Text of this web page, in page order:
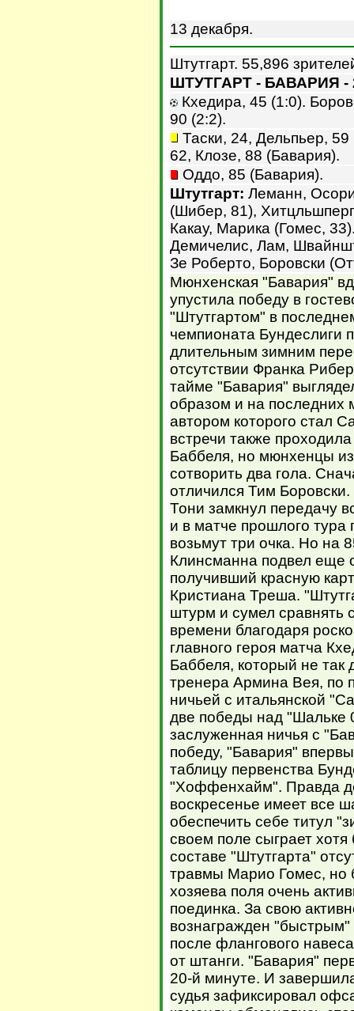
13 декабря.
Штутгарт. 55,896
ШТУТГАРТ - БАВАРИЯ -
Кхедира, 45 (1:0).
90 (2:2).
Таски, 24, Дельпьер,
62, Клозе, 88 (Бавария).
Оддо, 85 (Бавария).
Штутгарт: Леманн,
(Шибер, 81),
Какау, Марика (Гомес,
Демичелис, Лам,
Зе Роберто, Боровски
Мюнхенская "Бавария"
упустила победу в
"Штутгартом" в
чемпионата Бундеслиги
длительным зимним
отсутствии Франка
тайме "Бавария"
образом и на последних
автором которого стал
встречи также
Баббеля, но мюнхенцы
сотворить два гола.
отличился Тим
Тони замкнул передачу
и в матче прошлого
возьмут три очка. Но на
Клинсманна подвел еще
получивший красную
Кристиана Треша.
штурм и сумел сравнять
времени благодаря
главного героя матча
Баббеля, который не так
тренера Армина Вея, по
ничьей с итальянской
две победы над "Шальке
заслуженная ничья с
победу, "Бавария"
таблицу первенства
"Хоффенхайм". Правда
воскресенье имеет все
обеспечить себе титул
своем поле сыграет
составе "Штутгарта"
травмы Марио Гомес, но
хозяева поля очень
поединка. За свою
вознагражден
после флангового
от штанги. "Бавария"
20-й минуте. И
судья зафиксировал